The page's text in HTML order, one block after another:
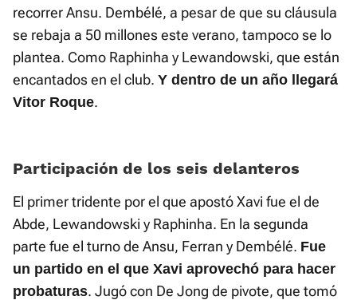
recorrer Ansu. Dembélé, a pesar de que su cláusula
se rebaja a 50 millones este verano, tampoco se lo
plantea. Como Raphinha y Lewandowski, que están
encantados en el club. Y dentro de un año llegará
Vitor Roque.
Participación de los seis delanteros
El primer tridente por el que apostó Xavi fue el de
Abde, Lewandowski y Raphinha. En la segunda
parte fue el turno de Ansu, Ferran y Dembélé. Fue
un partido en el que Xavi aprovechó para hacer
probaturas. Jugó con De Jong de pivote, que tomó